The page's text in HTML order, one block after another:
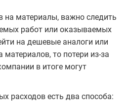
на материалы, важно следить
работ или оказываемых
на дешевые аналоги или
то потери из-за
в итоге могут
расходов есть два способа: